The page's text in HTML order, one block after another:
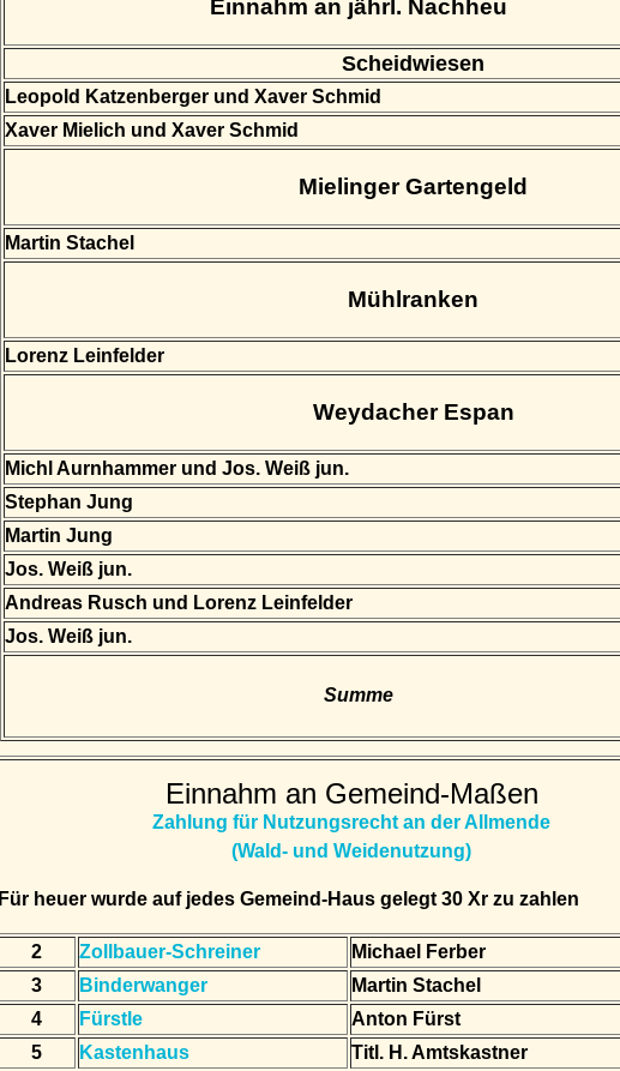
Einnahm an jährl. Nachheu
Scheidwiesen
Leopold Katzenberger und Xaver Schmid
Xaver Mielich und Xaver Schmid
Mielinger Gartengeld
Martin Stachel
Mühlranken
Lorenz Leinfelder
Weydacher Espan
Michl Aurnhammer und Jos. Weiß jun.
Stephan Jung
Martin Jung
Jos. Weiß jun.
Andreas Rusch und Lorenz Leinfelder
Jos. Weiß jun.
Summe
Einnahm an Gemeind-Maßen
Zahlung für Nutzungsrecht an der Allmende
(Wald- und Weidenutzung)
Für heuer wurde auf jedes Gemeind-Haus gelegt 30 Xr zu zahlen
2 Zollbauer-Schreiner Michael Ferber
3
Binderwanger Martin Stachel
4
Fürstle Anton Fürst
5
Kastenhaus Titl. H. Amtskastner